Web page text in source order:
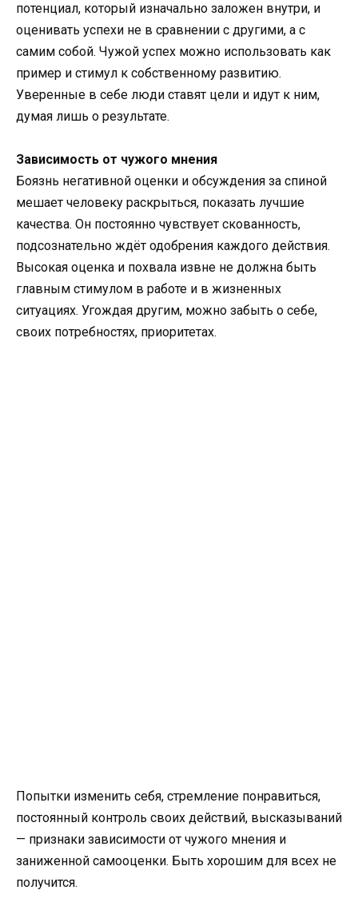
потенциал, который изначально заложен внутри, и
оценивать успехи не в сравнении с другими, а с
самим собой. Чужой успех можно использовать как
пример и стимул к собственному развитию.
Уверенные в себе люди ставят цели и идут к ним,
думая лишь о результате.
Зависимость от чужого мнения
Боязнь негативной оценки и обсуждения за спиной
мешает человеку раскрыться, показать лучшие
качества. Он постоянно чувствует скованность,
подсознательно ждёт одобрения каждого действия.
Высокая оценка и похвала извне не должна быть
главным стимулом в работе и в жизненных
ситуациях. Угождая другим, можно забыть о себе,
своих потребностях, приоритетах.
Попытки изменить себя, стремление понравиться,
постоянный контроль своих действий, высказываний
— признаки зависимости от чужого мнения и
заниженной самооценки. Быть хорошим для всех не
получится.